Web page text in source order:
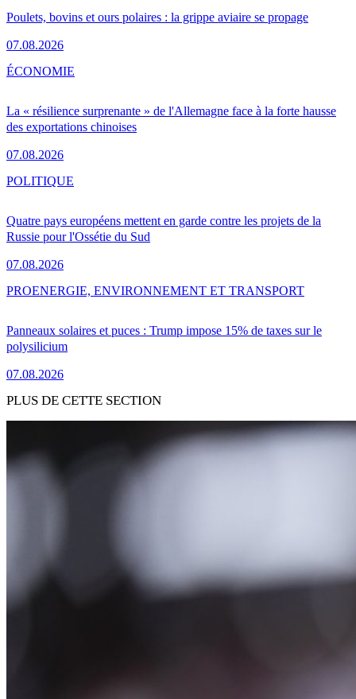
Poulets, bovins et ours polaires : la grippe aviaire se propage
07.08.2026
La « résilience surprenante » de l'Allemagne face à la forte hausse
des exportations chinoises
07.08.2026
ÉCONOMIE
Quatre pays européens mettent en garde contre les projets de la
Russie pour l'Ossétie du Sud
07.08.2026
POLITIQUE
Panneaux solaires et puces : Trump impose 15% de taxes sur le
polysilicium
07.08.2026
PROENERGIE, ENVIRONNEMENT ET TRANSPORT
PLUS DE CETTE SECTION